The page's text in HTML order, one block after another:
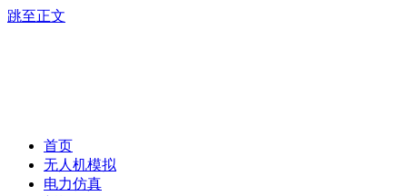
跳至正文
首页
无人机模拟
电力仿真